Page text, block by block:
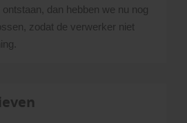
dan hebben we nu nog
zodat de verwerker niet